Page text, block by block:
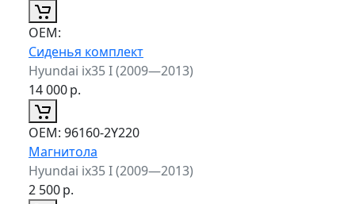
ОЕМ:
Сиденья комплект
Hyundai ix35 I (2009—2013)
14 000р.
ОЕМ: 96160-2Y220
Магнитола
Hyundai ix35 I (2009—2013)
2 500р.